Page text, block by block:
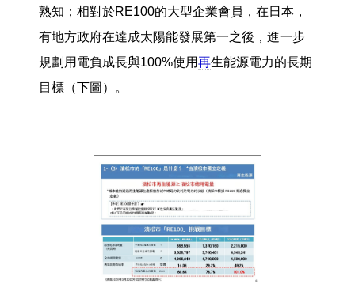
熟知；相對於RE100的大型企業會員，在日本，
有地方政府在達成太陽能發展第一之後，進一步
規劃用電負成長與100%使用再生能源電力的長期
目標（下圖）。